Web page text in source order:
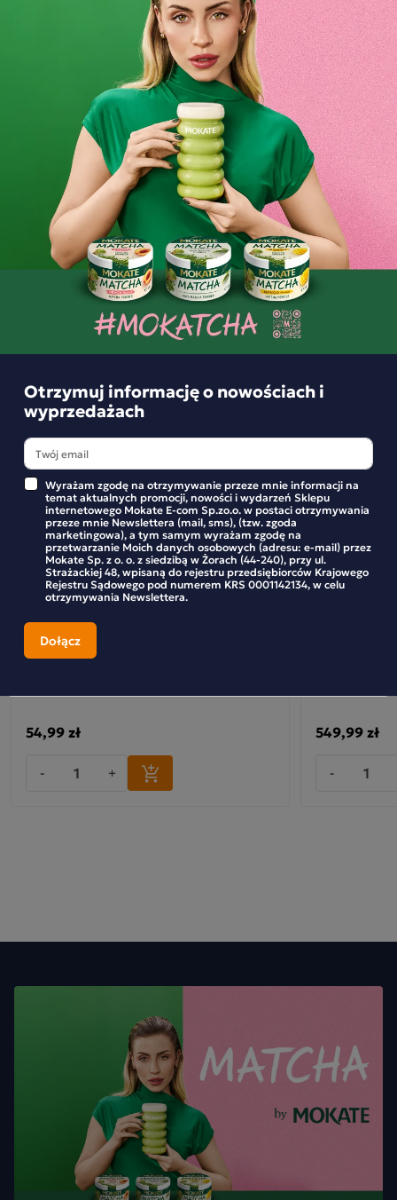
Składniki i wartości odżywcze
Opinie o produkcie
BĄDŹ PIERWSZYM KTÓRY NAPISZE RECENZJĘ
Podobne produkty
Zestaw 10 sztuk Hot Winter Sweet Lemon
Herbatka rozgrzewająca
54,99 zł
- +
549,99 zł
-
Otrzymuj informację o nowościach i
wyprzedażach
Wyrażam zgodę na otrzymywanie przeze mnie informacji na
temat aktualnych promocji, nowości i wydarzeń Sklepu
internetowego Mokate E-com Sp.zo.o. w postaci otrzymywania
przeze mnie Newslettera (mail, sms), (tzw. zgoda
marketingowa), a tym samym wyrażam zgodę na
przetwarzanie Moich danych osobowych (adresu: e-mail) przez
Mokate Sp. z o. o. z siedzibą w Żorach (44-240), przy ul.
Strażackiej 48, wpisaną do rejestru przedsiębiorców Krajowego
Rejestru Sądowego pod numerem KRS 0001142134, w celu
otrzymywania Newslettera.